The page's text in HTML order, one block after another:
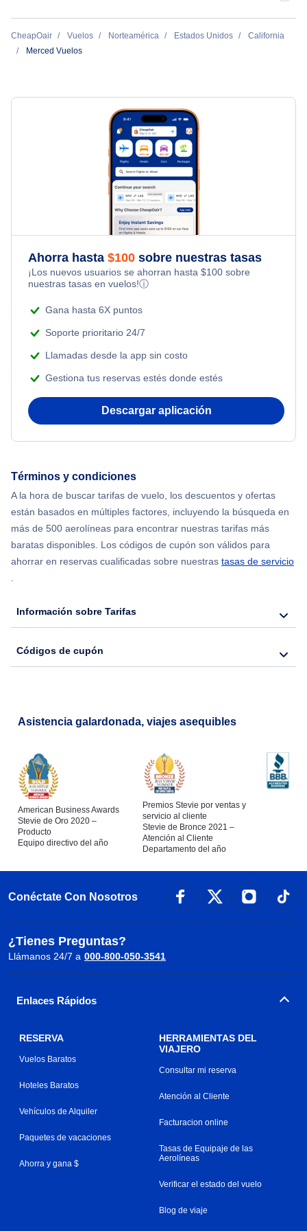
Modesto Vuelos
CheapOair Vuelos Norteamérica Estados Unidos
California
Merced Vuelos
Ahorra hasta $100 sobre nuestras tasas
¡Los nuevos usuarios se ahorran hasta $100 sobre
nuestras tasas en vuelos!ⓘ
Gana hasta 6X puntos
Soporte prioritario 24/7
Llamadas desde la app sin costo
Gestiona tus reservas estés donde estés
Descargar aplicación
Términos y condiciones
A la hora de buscar tarifas de vuelo, los descuentos y ofertas
están basados en múltiples factores, incluyendo la búsqueda en
más de 500 aerolíneas para encontrar nuestras tarifas más
baratas disponibles. Los códigos de cupón son válidos para
ahorrar en reservas cualificadas sobre nuestras tasas de servicio
.
Información sobre Tarifas
Códigos de cupón
Asistencia galardonada, viajes asequibles
American Business Awards
Stevie de Oro 2020 –
Producto
Equipo directivo del año
Premios Stevie por ventas y
servicio al cliente
Stevie de Bronce 2021 –
Atención al Cliente
Departamento del año
Conéctate Con Nosotros
¿Tienes Preguntas?
Llámanos 24/7 a 000-800-050-3541
Enlaces Rápidos
RESERVA
Vuelos Baratos
Hoteles Baratos
Vehículos de Alquiler
Paquetes de vacaciones
Ahorra y gana $
HERRAMIENTAS DEL
VIAJERO
Consultar mi reserva
Atención al Cliente
Facturacion online
Tasas de Equipaje de las
Aerolíneas
Verificar el estado del vuelo
Blog de viaje